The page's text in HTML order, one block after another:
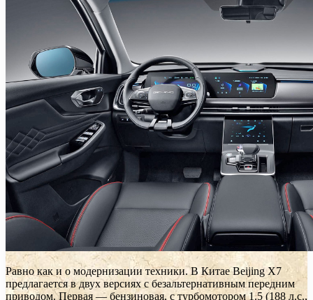
Равно как и о модернизации техники. В Китае Beijing X7
предлагается в двух версиях с безальтернативным передним
приводом. Первая — бензиновая, с турбомотором 1.5 (188 л.с.,